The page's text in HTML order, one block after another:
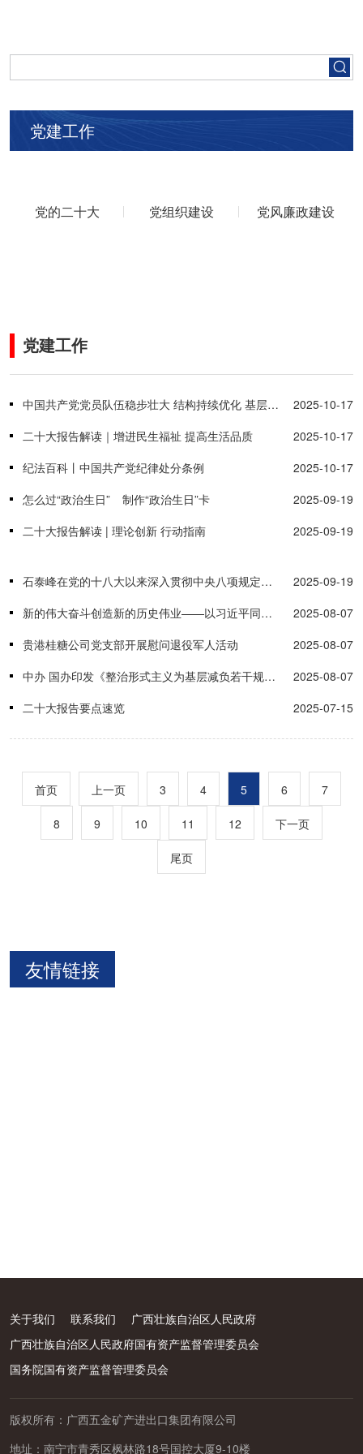
人才招聘
党建工作
党的二十大 党组织建设 党风廉政建设
党建工作
中国共产党党员队伍稳步壮大 结构持续优化 基层党组织建设更加坚强有力
2025-10-17
二十大报告解读｜增进民生福祉 提高生活品质
2025-10-17
纪法百科丨中国共产党纪律处分条例
2025-10-17
怎么过“政治生日” 制作“政治生日”卡
2025-09-19
二十大报告解读 | 理论创新 行动指南
2025-09-19
石泰峰在党的十八大以来深入贯彻中央八项规定精神的成效和经验交流研讨座谈会上强调 学习好运用好经验做法 不断把作风建设引向深入
2025-09-19
新的伟大奋斗创造新的历史伟业——以习近平同志为核心的党中央引领“十四五”经济社会发展纪实
2025-08-07
贵港桂糖公司党支部开展慰问退役军人活动
2025-08-07
中办 国办印发《整治形式主义为基层减负若干规定》
2025-08-07
二十大报告要点速览
2025-07-15
首页 上一页 3 4 5 6 7
8 9 10 11 12 下一页
尾页
友情链接
关于我们 联系我们
广西壮族自治区人民政府
广西壮族自治区人民政府国有资产监督管理委员会
国务院国有资产监督管理委员会
版权所有：广西五金矿产进出口集团有限公司
地址：南宁市青秀区枫林路18号国控大厦9-10楼